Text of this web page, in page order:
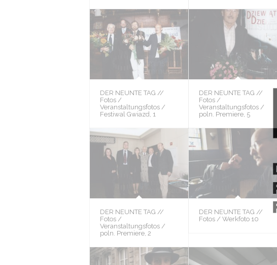
DER NEUNTE TAG //
Fotos /
Veranstaltungsfotos /
Festiwal Gwiazd, 1
DER NEUNTE TAG //
Fotos /
Veranstaltungsfotos /
poln. Premiere, 5
DER NEUNTE TAG //
Fotos /
Veranstaltungsfotos /
poln. Premiere, 2
DER NEUNTE TAG //
Fotos / Werkfoto 10